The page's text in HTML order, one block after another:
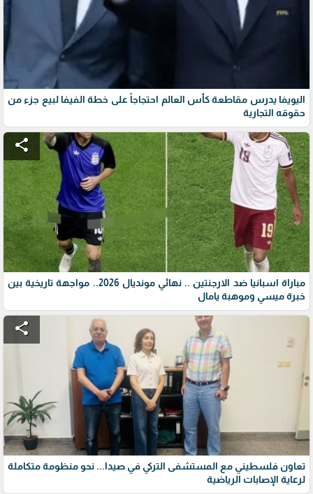
اليويفا يدرس مقاطعة كأس العالم احتجاجاً على خطة الفيفا لبيع جزء من
حقوقه التجارية
share
مباراة اسبانيا ضد الارجنتين .. نهائي مونديال 2026.. مواجهة تاريخية بين
خبرة ميسي وموهبة يامال
share
تعاون فلسطيني مع المستشفى التركي في صيدا... نحو منظومة متكاملة
لرعاية الإصابات الرياضية